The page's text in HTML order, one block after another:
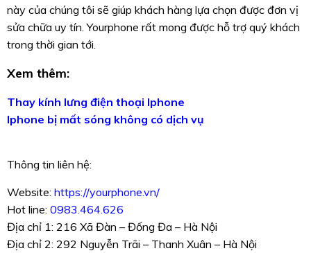
này của chúng tôi sẽ giúp khách hàng lựa chọn được đơn vị
sửa chữa uy tín. Yourphone rất mong được hỗ trợ quý khách
trong thời gian tới.
Xem thêm:
Thay kính lưng điện thoại Iphone
Iphone bị mất sóng không có dịch vụ
Thông tin liên hệ:
Website: https://yourphone.vn/
Hot line: 0983.464.626
Địa chỉ 1: 216 Xã Đàn – Đống Đa – Hà Nội
Địa chỉ 2: 292 Nguyễn Trãi – Thanh Xuân – Hà Nội